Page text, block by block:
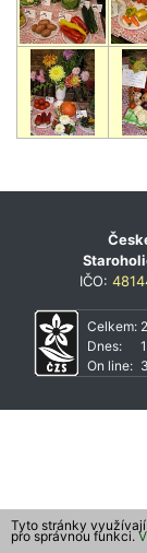
IČO:
Celkem:
Dnes:
On line: 3
Tyto stránky
pro správnou funkci.